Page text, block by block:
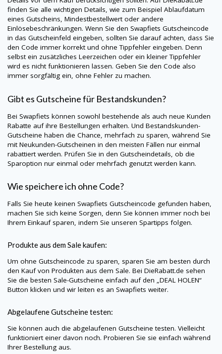
finden Sie alle wichtigen Details, wie zum Beispiel Ablaufdatum
eines Gutscheins, Mindestbestellwert oder andere
Einlösebeschränkungen. Wenn Sie den Swapfiets Gutscheincode
in das Gutscheinfeld eingeben, sollten Sie darauf achten, dass Sie
den Code immer korrekt und ohne Tippfehler eingeben. Denn
selbst ein zusätzliches Leerzeichen oder ein kleiner Tippfehler
wird es nicht funktionieren lassen. Geben Sie den Code also
immer sorgfältig ein, ohne Fehler zu machen.
Gibt es Gutscheine für Bestandskunden?
Bei Swapfiets können sowohl bestehende als auch neue Kunden
Rabatte auf ihre Bestellungen erhalten. Und Bestandskunden-
Gutscheine haben die Chance, mehrfach zu sparen, während Sie
mit Neukunden-Gutscheinen in den meisten Fällen nur einmal
rabattiert werden. Prüfen Sie in den Gutscheindetails, ob die
Sparoption nur einmal oder mehrfach genutzt werden kann.
Wie speichere ich ohne Code?
Falls Sie heute keinen Swapfiets Gutscheincode gefunden haben,
machen Sie sich keine Sorgen, denn Sie können immer noch bei
Ihrem Einkauf sparen, indem Sie unseren Spartipps folgen.
Produkte aus dem Sale kaufen:
Um ohne Gutscheincode zu sparen, sparen Sie am besten durch
den Kauf von Produkten aus dem Sale. Bei DieRabatt.de sehen
Sie die besten Sale-Gutscheine einfach auf den „DEAL HOLEN“
Button klicken und wir leiten es an Swapfiets weiter.
Abgelaufene Gutscheine testen:
Sie können auch die abgelaufenen Gutscheine testen. Vielleicht
funktioniert einer davon noch. Probieren Sie sie einfach während
Ihrer Bestellung aus.